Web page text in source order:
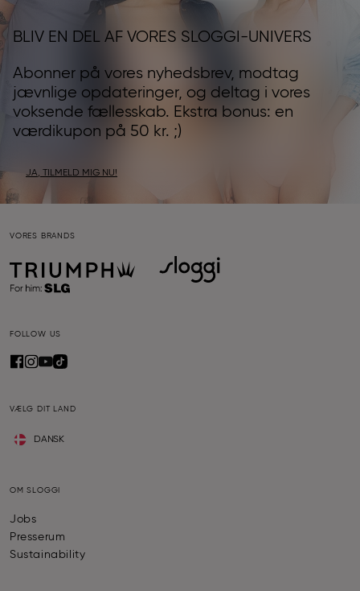
BLIV EN DEL AF VORES SLOGGI-UNIVERS
Abonner på vores nyhedsbrev, modtag
jævnlige opdateringer, og deltag i vores
voksende fællesskab. Ekstra bonus: en
værdikupon på 50 kr. ;)
JA, TILMELD MIG NU!
VORES BRANDS
FOLLOW US
VÆLG DIT LAND
DANSK
OM SLOGGI
Jobs
Presserum
Sustainability